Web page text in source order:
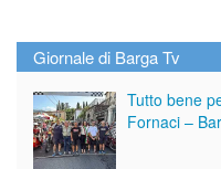
Giornale di Barga Tv
Tutto bene
Fornaci –